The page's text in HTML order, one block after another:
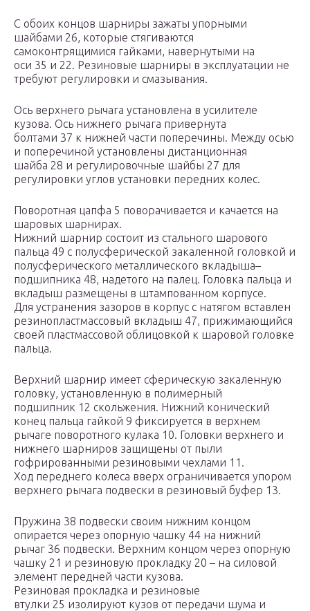
С обоих концов шарниры зажаты упорными
шайбами 26, которые стягиваются
самоконтрящимися гайками, навернутыми на
оси 35 и 22. Резиновые шарниры в эксплуатации не
требуют регулировки и смазывания.
Ось верхнего рычага установлена в усилителе
кузова. Ось нижнего рычага привернута
болтами 37 к нижней части поперечины. Между осью
и поперечиной установлены дистанционная
шайба 28 и регулировочные шайбы 27 для
регулировки углов установки передних колес.
Поворотная цапфа 5 поворачивается и качается на
шаровых шарнирах.
Нижний шарнир состоит из стального шарового
пальца 49 с полусферической закаленной головкой и
полусферического металлического вкладыша–
подшипника 48, надетого на палец. Головка пальца и
вкладыш размещены в штампованном корпусе.
Для устранения зазоров в корпус с натягом вставлен
резинопластмассовый вкладыш 47, прижимающийся
своей пластмассовой облицовкой к шаровой головке
пальца.
Верхний шарнир имеет сферическую закаленную
головку, установленную в полимерный
подшипник 12 скольжения. Нижний конический
конец пальца гайкой 9 фиксируется в верхнем
рычаге поворотного кулака 10. Головки верхнего и
нижнего шарниров защищены от пыли
гофрированными резиновыми чехлами 11.
Ход переднего колеса вверх ограничивается упором
верхнего рычага подвески в резиновый буфер 13.
Пружина 38 подвески своим нижним концом
опирается через опорную чашку 44 на нижний
рычаг 36 подвески. Верхним концом через опорную
чашку 21 и резиновую прокладку 20 – на силовой
элемент передней части кузова.
Резиновая прокладка и резиновые
втулки 25 изолируют кузов от передачи шума и